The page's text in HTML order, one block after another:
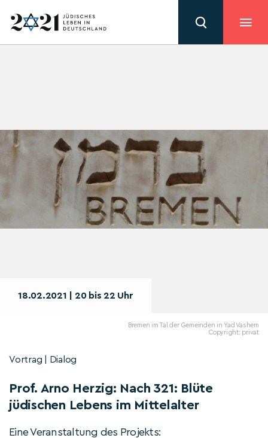
18.02.2021 | 20 bis 22 Uhr
Bremen im Tal der Gemeinden in Yad Vashem
Copyright: privat
Vortrag | Dialog
Prof. Arno Herzig: Nach 321: Blüte
jüdischen Lebens im Mittelalter
Eine Veranstaltung des Projekts: